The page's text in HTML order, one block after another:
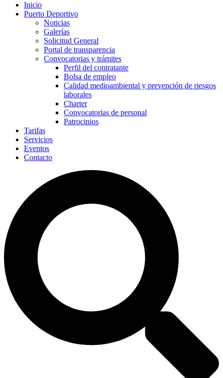
Inicio
Puerto Deportivo
Noticias
Galerías
Solicitud General
Portal de transparencia
Convocatorias y trámites
Perfil del contratante
Bolsa de empleo
Calidad medioambiental y prevención de riesgos
laborales
Charter
Convocatorias de personal
Patrocinios
Tarifas
Servicios
Eventos
Contacto